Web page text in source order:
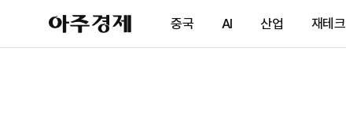
아
주
제
중국 AI 산업 재테크